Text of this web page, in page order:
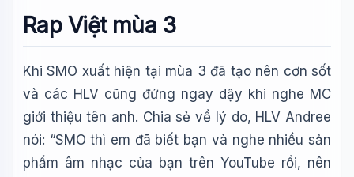
Rap Việt mùa 3
Khi SMO xuất hiện tại mùa 3 đã tạo nên cơn sốt
và các HLV cũng đứng ngay dậy khi nghe MC
giới thiệu tên anh. Chia sẻ về lý do, HLV Andree
nói: “SMO thì em đã biết bạn và nghe nhiều sản
phẩm âm nhạc của bạn trên YouTube rồi, nên